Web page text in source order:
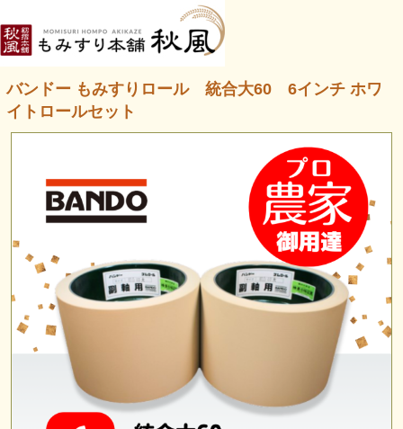
バンドー もみすりロール 統合大60 6インチ ホワ
イトロールセット